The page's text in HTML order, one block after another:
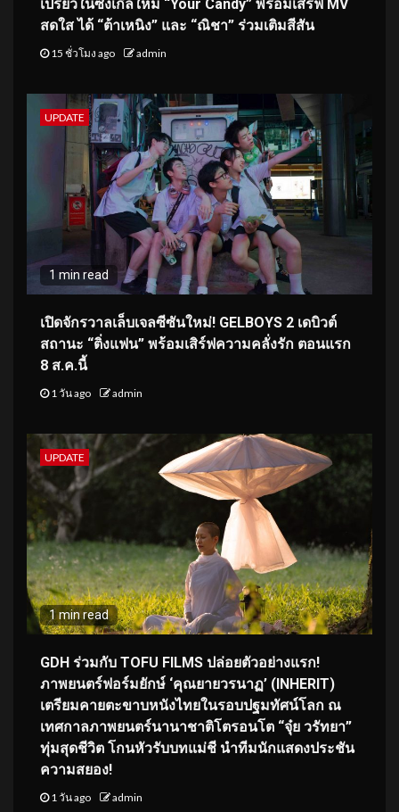
เปรี้ยวในซิงเกิลใหม่ “Your Candy” พร้อมเสิร์ฟ MV
สดใส ได้ “ต้าเหนิง” และ “ณิชา” ร่วมเติมสีสัน
15 ชั่วโมง ago admin
UPDATE
1 min read
เปิดจักรวาลเล็บเจลซีซันใหม่! GELBOYS 2 เดบิวต์
สถานะ “ติ่งแฟน” พร้อมเสิร์ฟความคลั่งรัก ตอนแรก
8 ส.ค.นี้
1 วัน ago admin
UPDATE
1 min read
GDH ร่วมกับ TOFU FILMS ปล่อยตัวอย่างแรก!
ภาพยนตร์ฟอร์มยักษ์ ‘คุณยายวรนาฏ’ (INHERIT)
เตรียมคายตะขาบหนังไทยในรอบปฐมทัศน์โลก ณ
เทศกาลภาพยนตร์นานาชาติโตรอนโต “จุ๋ย วรัทยา”
ทุ่มสุดชีวิต โกนหัวรับบทแม่ชี นำทีมนักแสดงประชัน
ความสยอง!
1 วัน ago admin